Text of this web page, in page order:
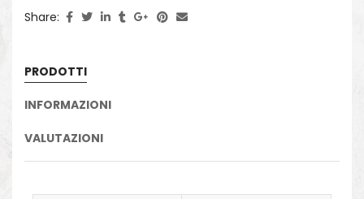
Share:
PRODOTTI
INFORMAZIONI
VALUTAZIONI